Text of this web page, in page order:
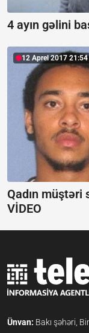
4 ayın gəlini
12 Aprel 2017 21:54
Qadın müştəri
VİDEO
Ünvan: Bakı şəhəri,